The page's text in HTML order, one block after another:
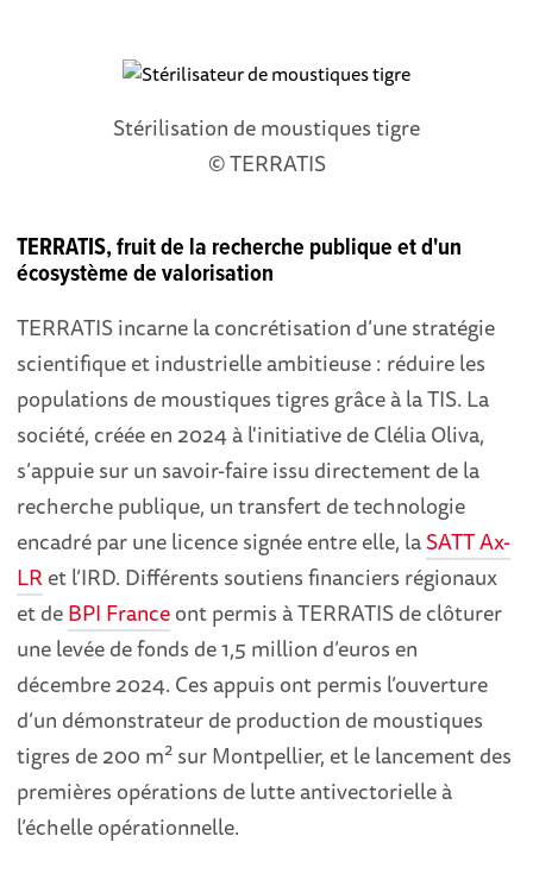
Stérilisation de moustiques tigre
© TERRATIS
TERRATIS, fruit de la recherche publique et d'un
écosystème de valorisation
TERRATIS incarne la concrétisation d’une stratégie
scientifique et industrielle ambitieuse : réduire les
populations de moustiques tigres grâce à la TIS. La
société, créée en 2024 à l'initiative de Clélia Oliva,
s’appuie sur un savoir-faire issu directement de la
recherche publique, un transfert de technologie
encadré par une licence signée entre elle, laSATT Ax-
LR et l’IRD. Différents soutiens financiers régionaux
et deBPI Franceont permis à TERRATIS de clôturer
une levée de fonds de 1,5 million d’euros en
décembre 2024. Ces appuis ont permis l’ouverture
d’un démonstrateur de production de moustiques
tigres de 200 m2 sur Montpellier, et le lancement des
premières opérations de lutte antivectorielle à
l’échelle opérationnelle.